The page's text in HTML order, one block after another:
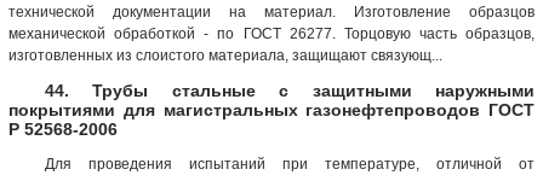
технической документации на материал. Изготовление образцов
механической обработкой - по ГОСТ 26277. Торцовую часть образцов,
изготовленных из слоистого материала, защищают связующ...
44. Трубы стальные с защитными наружными
покрытиями для магистральных газонефтепроводов ГОСТ
Р 52568-2006
Для проведения испытаний при температуре, отличной от